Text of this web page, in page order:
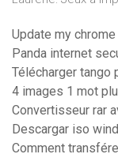
Update my
Panda internet
Télécharger tango
4 images 1 mot
Convertisseur rar
Descargar iso
Comment